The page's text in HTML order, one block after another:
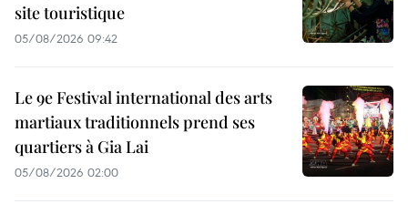
site touristique
05/08/2026 09:42
Le 9e Festival international des arts
martiaux traditionnels prend ses
quartiers à Gia Lai
05/08/2026 02:00